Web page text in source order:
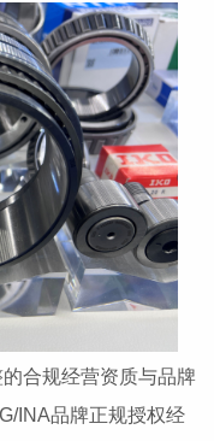
合规经营资质与品牌
INA品牌正规授权经